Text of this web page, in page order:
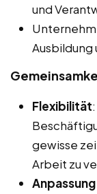
und
Flexibilität
gewisse
Arbeit zu